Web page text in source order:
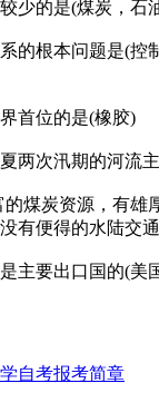
少的是(煤炭，石
的根本问题是(控
首位的是(橡胶)
两次汛期的河流
的煤炭资源，有雄
有便得的水陆交
主要出口国的(美
自考报考简章